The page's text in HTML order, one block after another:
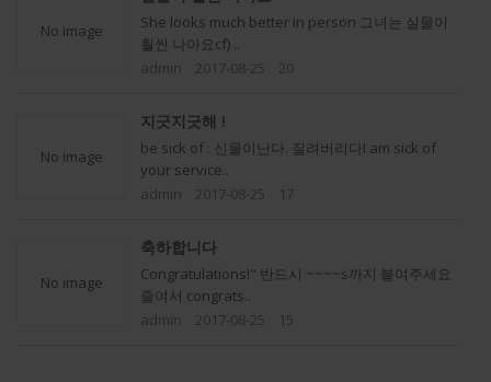
No image
She looks much better in person 그녀는 실물이
훨씬 나아요cf) ..
admin
2017-08-25 20
No image
지긋지긋해 !
be sick of : 신물이난다. 질려버리다I am sick of
your service..
admin
2017-08-25 17
No image
축하합니다
Congratulations!" 반드시 ~~~~s까지 붙여주세요
줄여서 congrats..
admin
2017-08-25 15